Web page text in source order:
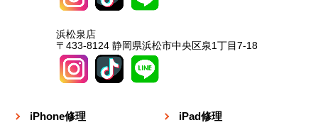
浜松泉店
〒433-8124 静岡県浜松市中央区泉1丁目7-18
iPhone修理
iPad修理